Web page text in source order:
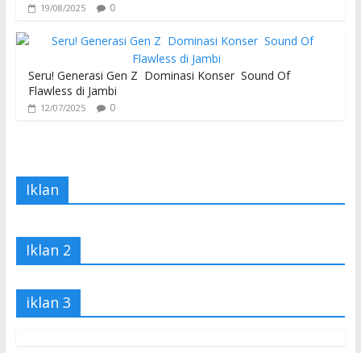
19/08/2025 0
Seru! Generasi Gen Z Dominasi Konser Sound Of
Flawless di Jambi
12/07/2025 0
Iklan
Iklan 2
iklan 3